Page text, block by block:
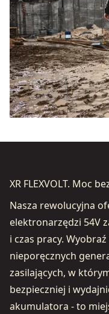
XR FLEXVOLT. Moc
Nasza rewolucyjna
elektronarzędzi 54V
i czas pracy.
nieporęcznych
zasilających, w
bezpieczniej i
akumulatora - to